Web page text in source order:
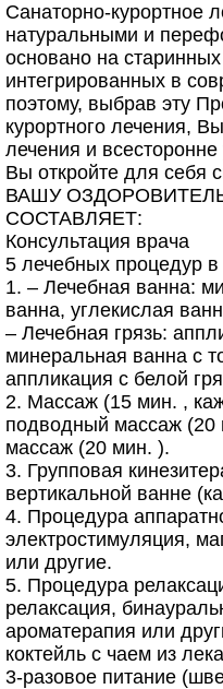
Санаторно-курортное
натуральными и
основано на
интегрированных в
поэтому, выбрав эту
курортного лечения,
лечения и
Вы откройте для себя
ВАШУ
СОСТАВЛЯЕТ:
Консультация врача
5 лечебных процедур в
1. – Лечебная ванна:
ванна, углекислая
– Лечебная грязь:
минеральная ванна с
аппликация с белой
2. Массаж (15 мин. ,
подводный массаж (20
массаж (20 мин. ).
3. Групповая
вертикальной ванне
4. Процедура
электростимуляция,
или другие.
5. Процедура
релаксация,
ароматерапия или
коктейль с чаем из
3-разовое питание